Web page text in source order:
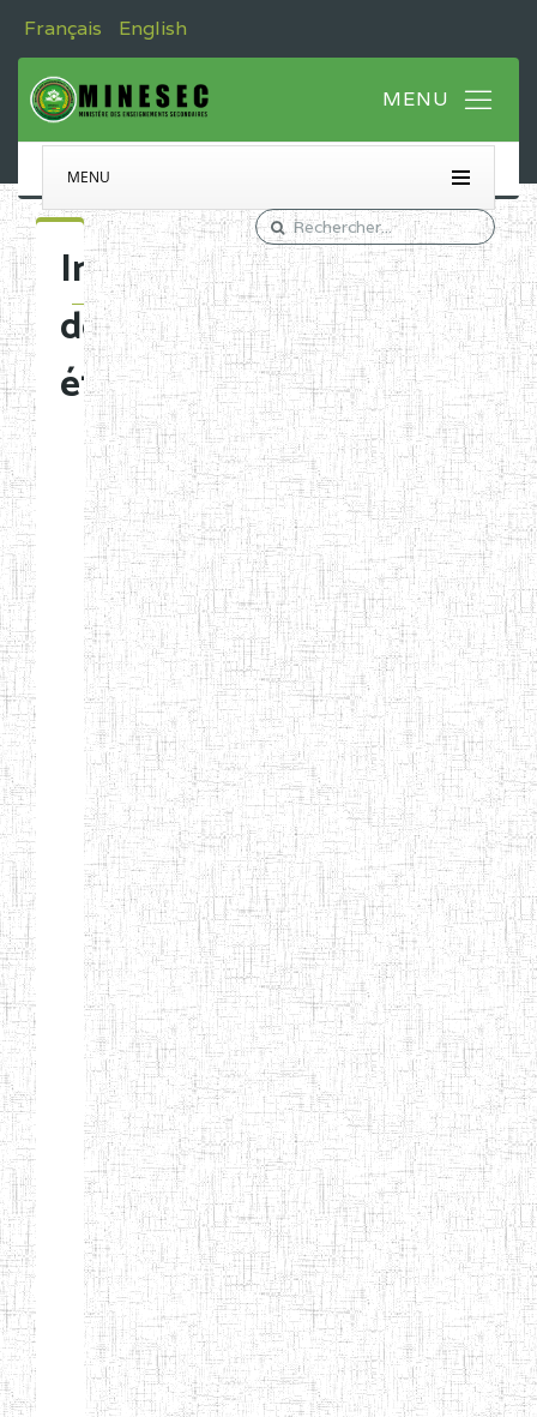
Français English
MENU
Immatriculation
des
établissements
Etablissements
d'enseignement
normal
ENI
Chercher:
Effacer les filtres
Denomination
Type
Nature
Arrondissement
Denomination Création Type